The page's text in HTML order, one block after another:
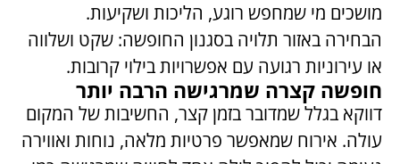
מושכים מי שמחפש רוגע, הליכות ושקיעות.
הבחירה באזור תלויה בסגנון החופשה: שקט ושלווה
או עירוניות רגועה עם אפשרויות בילוי קרובות.
חופשה קצרה שמרגישה הרבה יותר
דווקא בגלל שמדובר בזמן קצר, החשיבות של המקום
עולה. אירוח שמאפשר פרטיות מלאה, נוחות ואווירה